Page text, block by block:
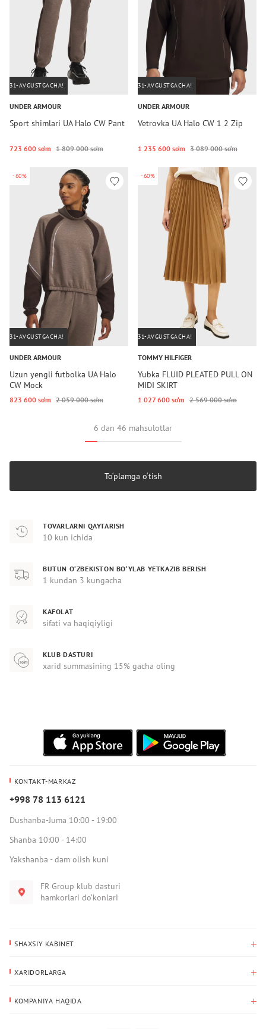
31-AVGUSTGACHA!
UNDER ARMOUR
Sport shimlari UA Halo CW Pant
723 600 so‘m 1 809 000 so‘m
31-AVGUSTGACHA!
UNDER ARMOUR
Vetrovka UA Halo CW 1 2 Zip
1 235 600 so‘m 3 089 000 so‘m
-60%
31-AVGUSTGACHA!
UNDER ARMOUR
Uzun yengli futbolka UA Halo
CW Mock
823 600 so‘m 2 059 000 so‘m
-60%
31-AVGUSTGACHA!
TOMMY HILFIGER
Yubka FLUID PLEATED PULL ON
MIDI SKIRT
1 027 600 so‘m 2 569 000 so‘m
6 dan 46 mahsulotlar
To‘plamga o‘tish
TOVARLARNI QAYTARISH
10 kun ichida
BUTUN O‘ZBEKISTON BO‘YLAB YETKAZIB BERISH
1 kundan 3 kungacha
KAFOLAT
sifati va haqiqiyligi
KLUB DASTURI
xarid summasining 15% gacha oling
KONTAKT-MARKAZ
+998 78 113 6121
Dushanba-Juma 10:00 - 19:00
Shanba 10:00 - 14:00
Yakshanba - dam olish kuni
FR Group klub dasturi
hamkorlari do‘konlari
SHAXSIY KABINET
Yetkazib berish manzili
XARIDORLARGA
KOMPANIYA HAQIDA